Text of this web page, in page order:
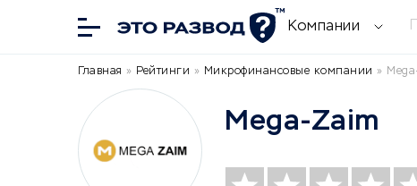
Компании
Главная » Рейтинги » Микрофинансовые компании »
Mega-Zaim